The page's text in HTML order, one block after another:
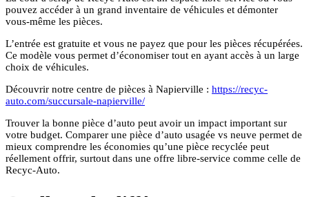
pouvez accéder à un grand inventaire de véhicules et démonter
vous-même les pièces.
L’entrée est gratuite et vous ne payez que pour les pièces récupérées.
Ce modèle vous permet d’économiser tout en ayant accès à un large
choix de véhicules.
Découvrir notre centre de pièces à Napierville : https://recyc-
auto.com/succursale-napierville/
Trouver la bonne pièce d’auto peut avoir un impact important sur
votre budget. Comparer une pièce d’auto usagée vs neuve permet de
mieux comprendre les économies qu’une pièce recyclée peut
réellement offrir, surtout dans une offre libre-service comme celle de
Recyc‑Auto.